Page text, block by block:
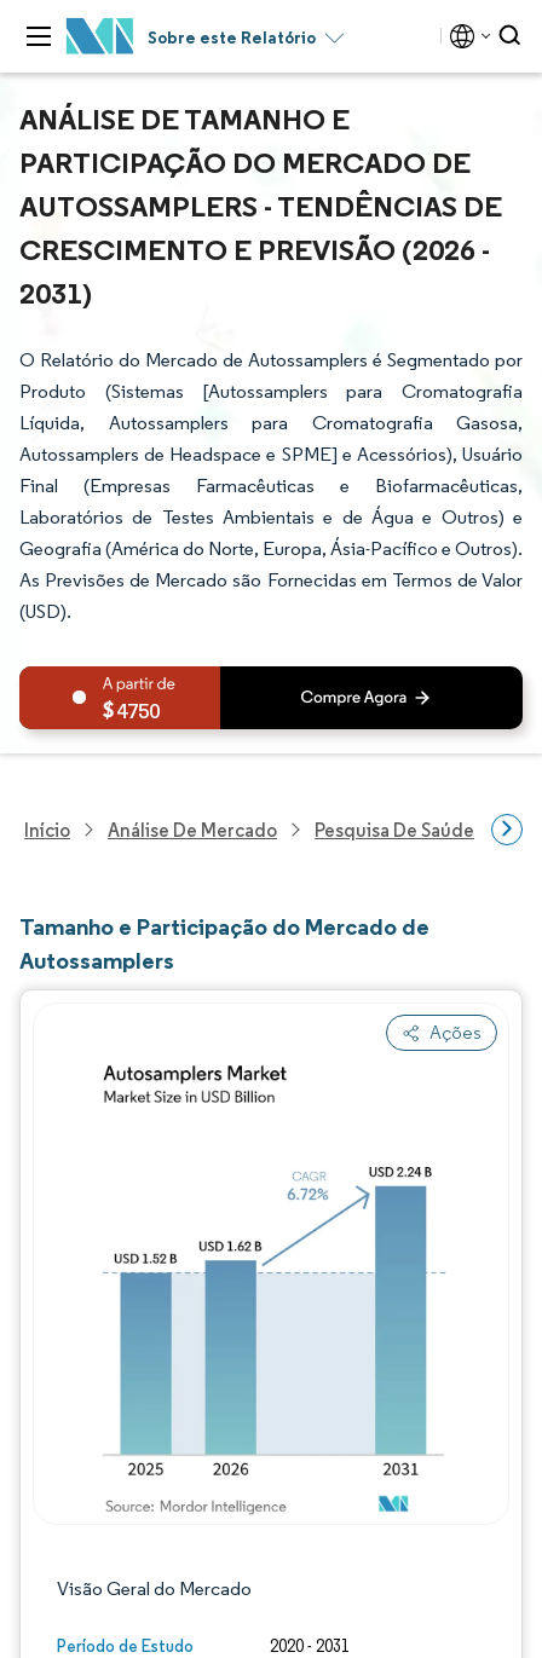
Sobre este Relatório
ANÁLISE DE TAMANHO E
PARTICIPAÇÃO DO MERCADO DE
AUTOSSAMPLERS - TENDÊNCIAS DE
CRESCIMENTO E PREVISÃO (2026 -
2031)
O Relatório do Mercado de Autossamplers é Segmentado por
Produto (Sistemas [Autossamplers para Cromatografia
Líquida, Autossamplers para Cromatografia Gasosa,
Autossamplers de Headspace e SPME] e Acessórios), Usuário
Final (Empresas Farmacêuticas e Biofarmacêuticas,
Laboratórios de Testes Ambientais e de Água e Outros) e
Geografia (América do Norte, Europa, Ásia-Pacífico e Outros).
As Previsões de Mercado são Fornecidas em Termos de Valor
(USD).
4750
Início Análise De Mercado Pesquisa De Saúde
Tamanho e Participação do Mercado de
Autossamplers
Ações
Visão Geral do Mercado
Período de Estudo 2020 - 2031